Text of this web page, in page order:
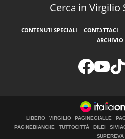
Cerca in Virgilio
CONTENUTI SPECIALI CONTATTACI
ARCHIVIO
LIBERO VIRGILIO PAGINEGIALLE
PAGINEBIANCHE
TUTTOCITTÀ DILEI
SUPEREVA